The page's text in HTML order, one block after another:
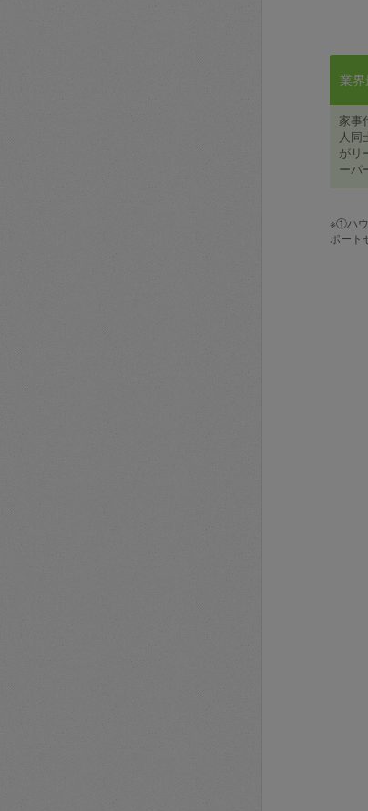
業
家事
人同
がリ
ーパ
※①ハウ
ポート